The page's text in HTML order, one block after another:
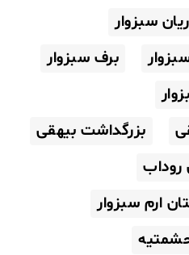
سبزوار
برف سبزوار
بزرگداشت بیهقی
روداب
ارم سبزوار